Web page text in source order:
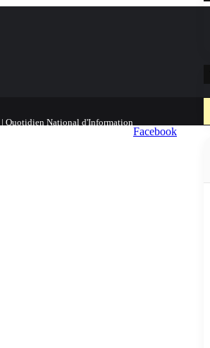
| Quotidien National d'Information
Facebook